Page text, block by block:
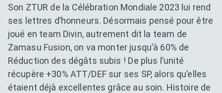
Son ZTUR de la Célébration Mondiale 2023 lui rend
ses lettres d’honneurs. Désormais pensé pour être
joué en team Divin, autrement dit la team de
Zamasu Fusion, on va monter jusqu’à 60% de
Réduction des dégâts subis ! De plus l’unité
récupère +30% ATT/DEF sur ses SP, alors qu’elles
étaient déjà excellentes grâce au soin. Histoire de